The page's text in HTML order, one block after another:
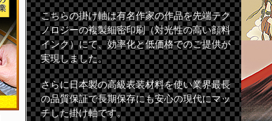
こちらの掛け軸は有名作家の作品を先端テク
ノロジーの複製細密印刷（対光性の高い顔料
インク）にて、効率化と低価格でのご提供が
実現しました。
さらに日本製の高級表装材料を使い業界最長
の品質保証で長期保存にも安心の現代にマッ
チした掛け軸です。